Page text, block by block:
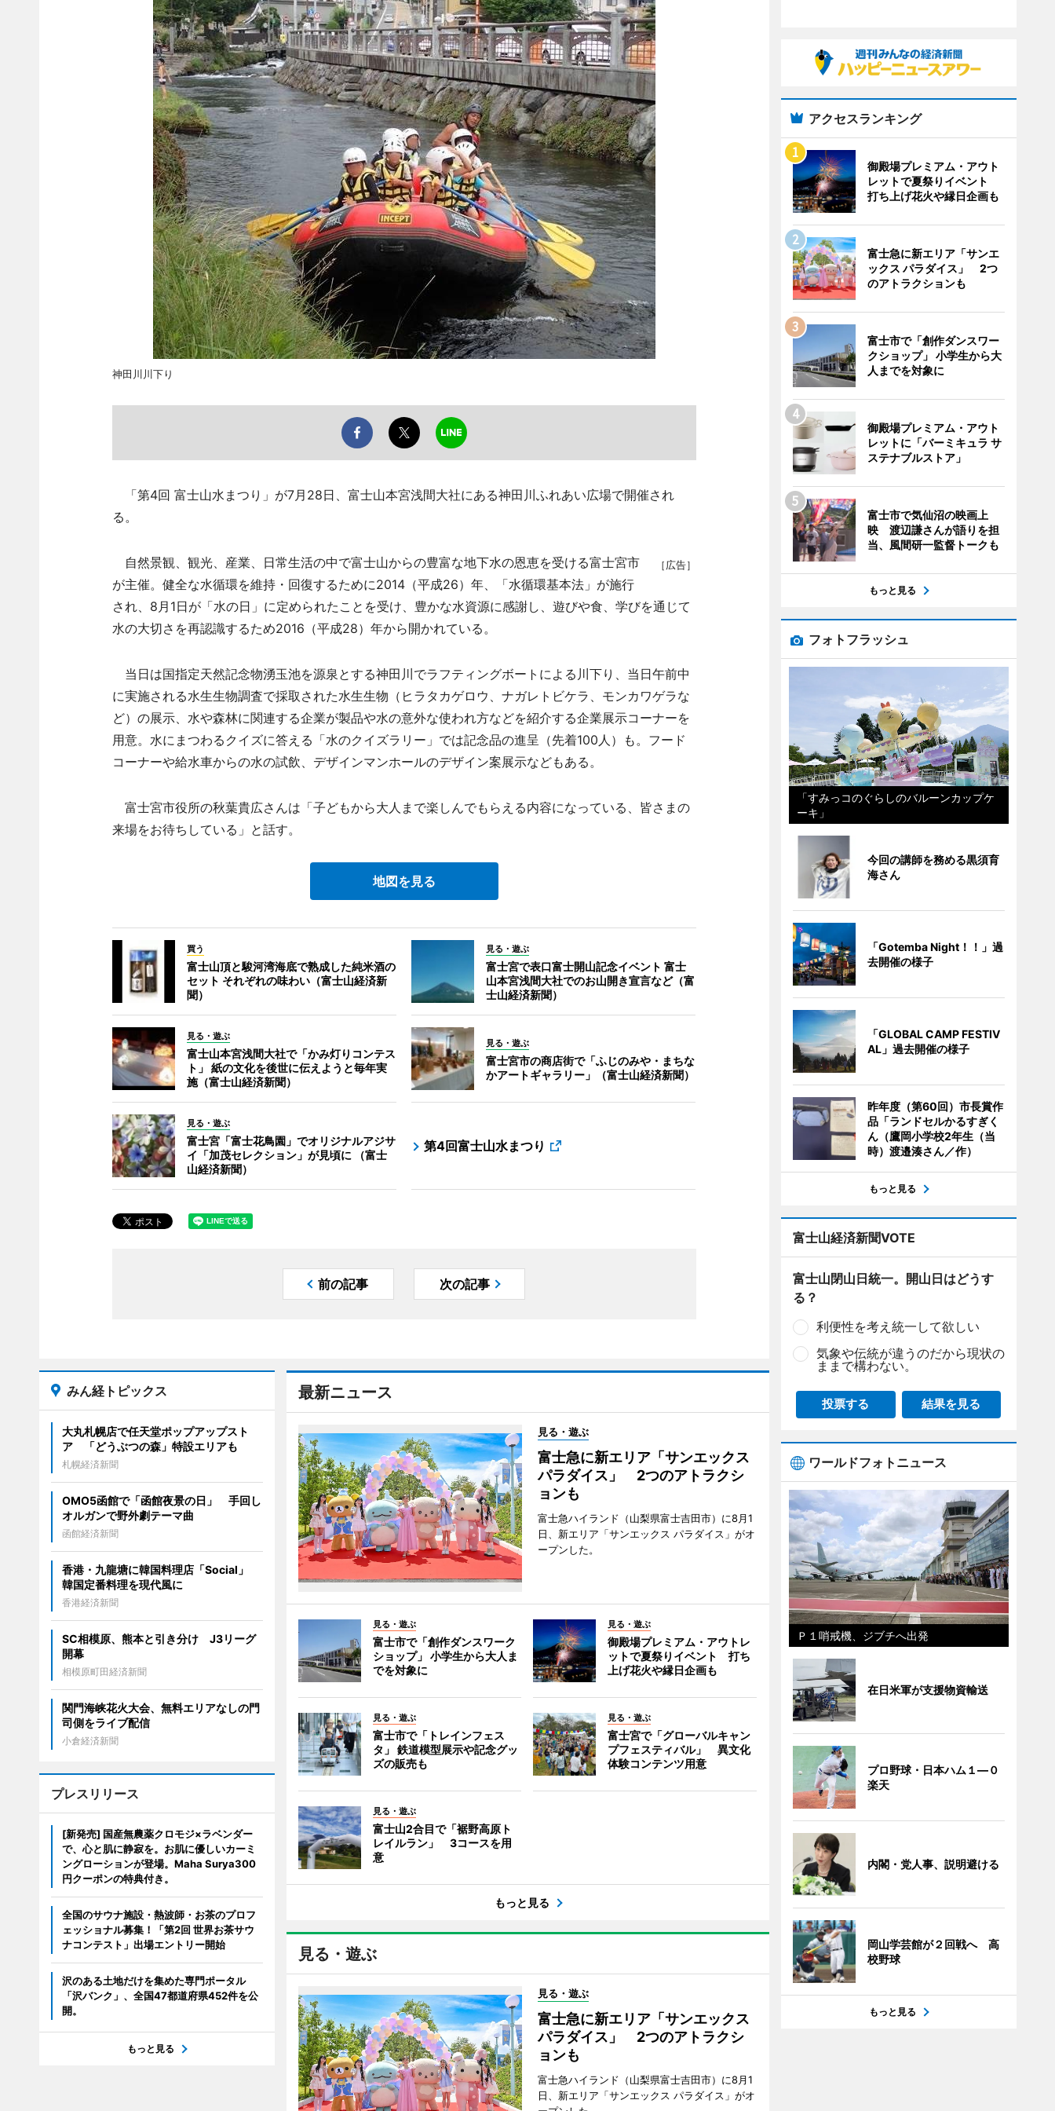
神田川川下り
「第4回 富士山水まつり」が7月28日、富士山本宮浅間大社にある神田川ふれあい広場で開催され
る。
［広告］
自然景観、観光、産業、日常生活の中で富士山からの豊富な地下水の恩恵を受ける富士宮市
が主催。健全な水循環を維持・回復するために2014（平成26）年、「水循環基本法」が施行
され、8月1日が「水の日」に定められたことを受け、豊かな水資源に感謝し、遊びや食、学びを通じて
水の大切さを再認識するため2016（平成28）年から開かれている。
当日は国指定天然記念物湧玉池を源泉とする神田川でラフティングボートによる川下り、当日午前中
に実施される水生生物調査で採取された水生生物（ヒラタカゲロウ、ナガレトビケラ、モンカワゲラな
ど）の展示、水や森林に関連する企業が製品や水の意外な使われ方などを紹介する企業展示コーナーを
用意。水にまつわるクイズに答える「水のクイズラリー」では記念品の進呈（先着100人）も。フード
コーナーや給水車からの水の試飲、デザインマンホールのデザイン案展示などもある。
富士宮市役所の秋葉貴広さんは「子どもから大人まで楽しんでもらえる内容になっている、皆さまの
来場をお待ちしている」と話す。
地図を見る
買う
富士山頂と駿河湾海底で熟成した純米酒の
セット それぞれの味わい（富士山経済新
聞）
見る・遊ぶ
富士宮で表口富士開山記念イベント 富士
山本宮浅間大社でのお山開き宣言など（富
士山経済新聞）
見る・遊ぶ
富士山本宮浅間大社で「かみ灯りコンテス
ト」 紙の文化を後世に伝えようと毎年実
施（富士山経済新聞）
見る・遊ぶ
富士宮市の商店街で「ふじのみや・まちな
かアートギャラリー」（富士山経済新聞）
見る・遊ぶ
富士宮「富士花鳥園」でオリジナルアジサ
イ「加茂セレクション」が見頃に （富士
山経済新聞）
第4回富士山水まつり
前の記事 次の記事
最新ニュース
見る・遊ぶ
富士急に新エリア「サンエックス
パラダイス」 2つのアトラクシ
ョンも
富士急ハイランド（山梨県富士吉田市）に8月1
日、新エリア「サンエックス パラダイス」がオ
ープンした。
見る・遊ぶ
富士市で「創作ダンスワーク
ショップ」 小学生から大人ま
でを対象に
見る・遊ぶ
御殿場プレミアム・アウトレ
ットで夏祭りイベント 打ち
上げ花火や縁日企画も
見る・遊ぶ
富士市で「トレインフェス
タ」 鉄道模型展示や記念グッ
ズの販売も
見る・遊ぶ
富士宮で「グローバルキャン
プフェスティバル」 異文化
体験コンテンツ用意
見る・遊ぶ
富士山2合目で「裾野高原ト
レイルラン」 3コースを用
意
もっと見る
見る・遊ぶ
見る・遊ぶ
富士急に新エリア「サンエックス
パラダイス」 2つのアトラクシ
ョンも
富士急ハイランド（山梨県富士吉田市）に8月1
日、新エリア「サンエックス パラダイス」がオ
みん経トピックス
大丸札幌店で任天堂ポップアップスト
ア 「どうぶつの森」特設エリアも
札幌経済新聞
OMO5函館で「函館夜景の日」 手回し
オルガンで野外劇テーマ曲
函館経済新聞
香港・九龍塘に韓国料理店「Social」
韓国定番料理を現代風に
香港経済新聞
SC相模原、熊本と引き分け J3リーグ
開幕
相模原町田経済新聞
関門海峡花火大会、無料エリアなしの門
司側をライブ配信
小倉経済新聞
プレスリリース
[新発売] 国産無農薬クロモジ×ラベンダー
で、心と肌に静寂を。お肌に優しいカーミ
ングローションが登場。Maha Surya300
円クーポンの特典付き。
全国のサウナ施設・熱波師・お茶のプロフ
ェッショナル募集！「第2回 世界お茶サウ
ナコンテスト」出場エントリー開始
沢のある土地だけを集めた専門ポータル
「沢バンク」、全国47都道府県452件を公
開。
もっと見る
アクセスランキング
御殿場プレミアム・アウト
レットで夏祭りイベント
打ち上げ花火や縁日企画も
富士急に新エリア「サンエ
ックス パラダイス」 2つ
のアトラクションも
富士市で「創作ダンスワー
クショップ」 小学生から大
人までを対象に
御殿場プレミアム・アウト
レットに「バーミキュラ サ
ステナブルストア」
富士市で気仙沼の映画上
映 渡辺謙さんが語りを担
当、風間研一監督トークも
もっと見る
フォトフラッシュ
「すみっコのぐらしのバルーンカップケ
ーキ」
今回の講師を務める黒須育
海さん
「Gotemba Night！！」過
去開催の様子
「GLOBAL CAMP FESTIV
AL」過去開催の様子
昨年度（第60回）市長賞作
品「ランドセルかるすぎく
ん（鷹岡小学校2年生（当
時）渡邉湊さん／作）
もっと見る
富士山経済新聞VOTE
富士山閉山日統一。開山日はどうす
る？
利便性を考え統一して欲しい
気象や伝統が違うのだから現状の
ままで構わない。
投票する 結果を見る
ワールドフォトニュース
Ｐ１哨戒機、ジブチへ出発
在日米軍が支援物資輸送
プロ野球・日本ハム１―０
楽天
内閣・党人事、説明避ける
岡山学芸館が２回戦へ 高
校野球
もっと見る